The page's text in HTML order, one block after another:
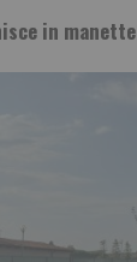
in manette